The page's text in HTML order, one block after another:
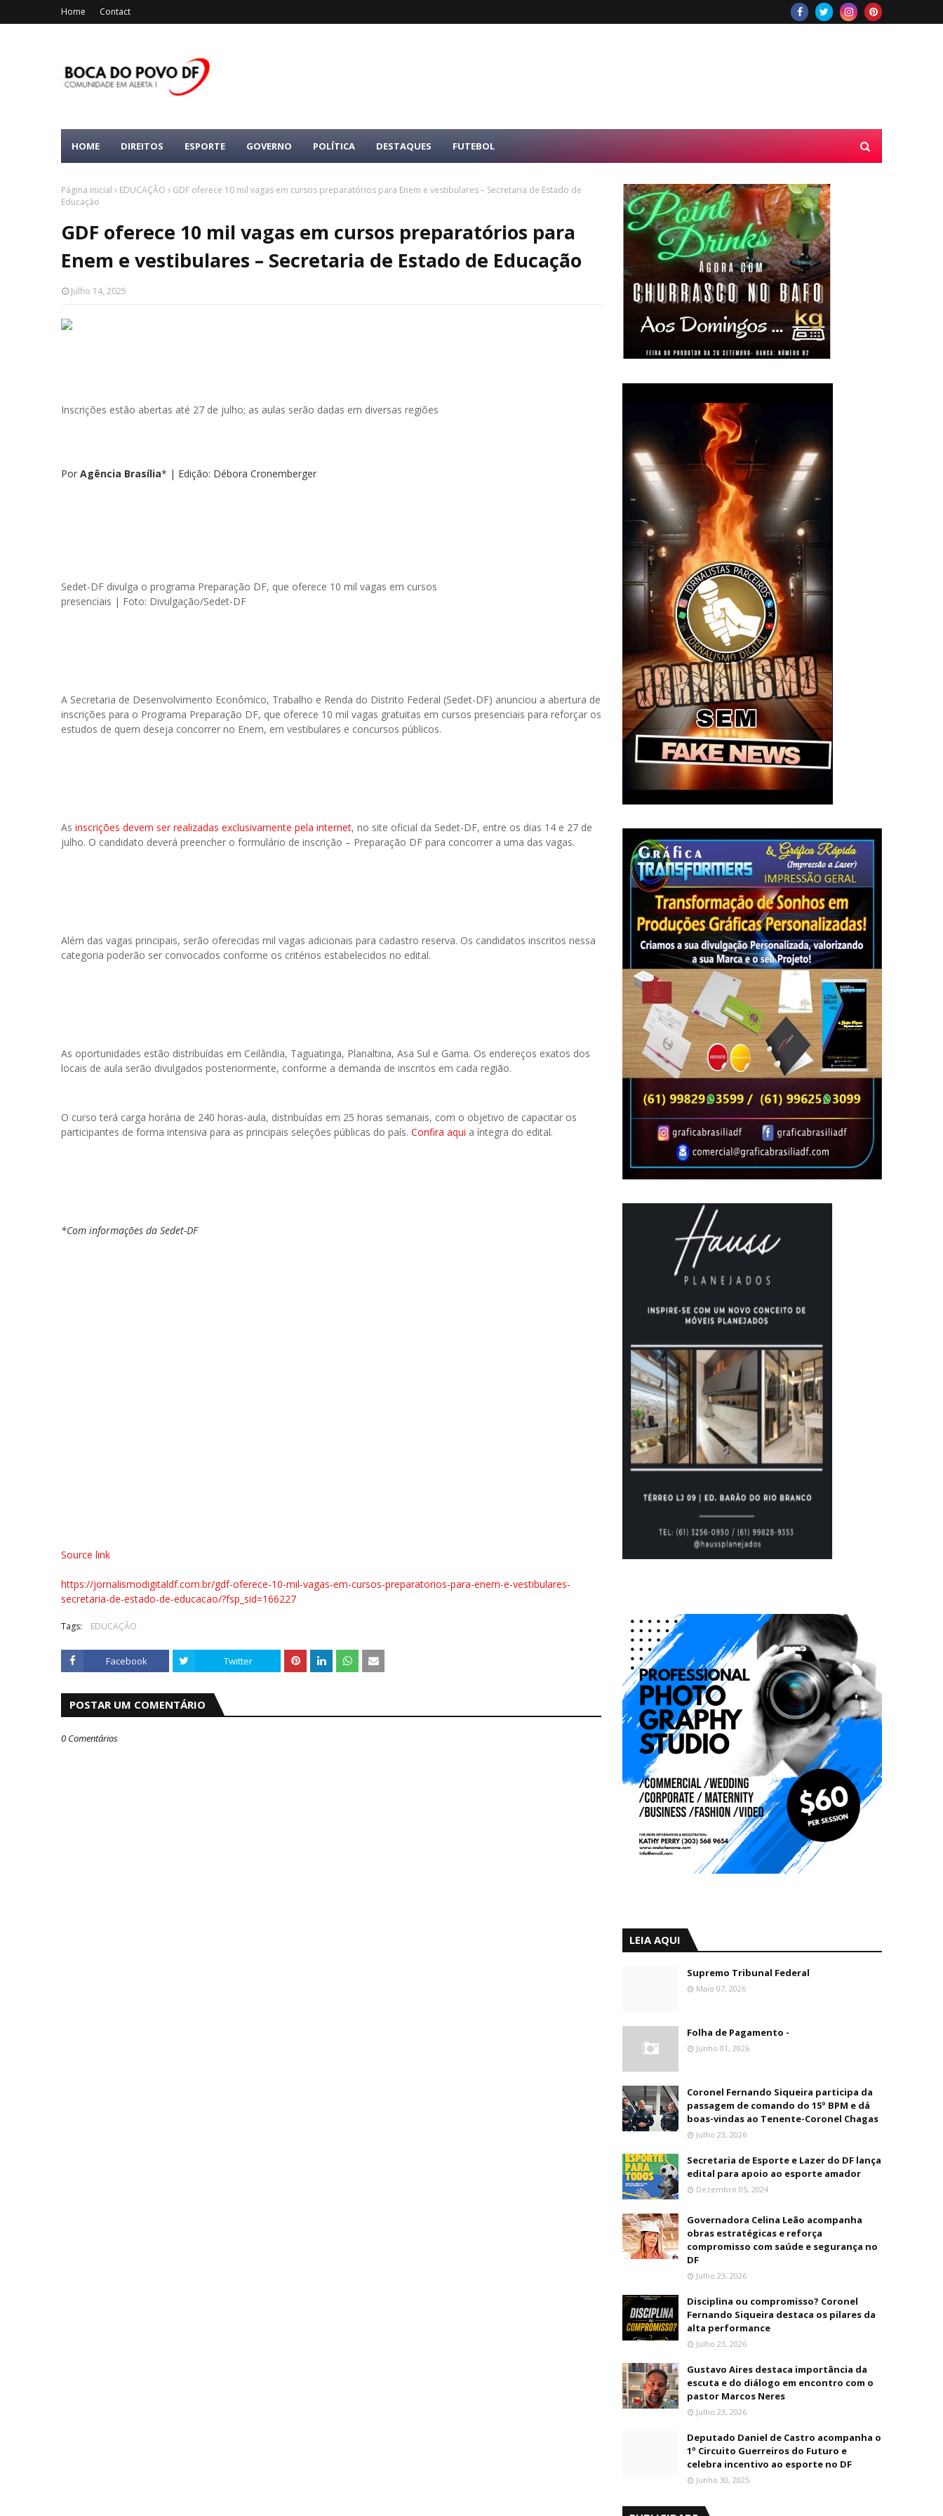
Home Contact
HOME DIREITOS ESPORTE GOVERNO POLÍTICA DESTAQUES FUTEBOL
Página inicial EDUCAÇÃO
GDF oferece 10 mil vagas em cursos preparatórios para Enem e vestibulares – Secretaria de Estado de
Educação
GDF oferece 10 mil vagas em cursos preparatórios para
Enem e vestibulares – Secretaria de Estado de Educação
Julho 14, 2025
Inscrições estão abertas até 27 de julho; as aulas serão dadas em diversas regiões
Por Agência Brasília* | Edição: Débora Cronemberger
Sedet-DF divulga o programa Preparação DF, que oferece 10 mil vagas em cursos
presenciais | Foto: Divulgação/Sedet-DF
A Secretaria de Desenvolvimento Econômico, Trabalho e Renda do Distrito Federal (Sedet-DF) anunciou a abertura de
inscrições para o Programa Preparação DF, que oferece 10 mil vagas gratuitas em cursos presenciais para reforçar os
estudos de quem deseja concorrer no Enem, em vestibulares e concursos públicos.
As inscrições devem ser realizadas exclusivamente pela internet, no site oficial da Sedet-DF, entre os dias 14 e 27 de
julho. O candidato deverá preencher o formulário de inscrição – Preparação DF para concorrer a uma das vagas.
Além das vagas principais, serão oferecidas mil vagas adicionais para cadastro reserva. Os candidatos inscritos nessa
categoria poderão ser convocados conforme os critérios estabelecidos no edital.
As oportunidades estão distribuídas em Ceilândia, Taguatinga, Planaltina, Asa Sul e Gama. Os endereços exatos dos
locais de aula serão divulgados posteriormente, conforme a demanda de inscritos em cada região.
O curso terá carga horária de 240 horas-aula, distribuídas em 25 horas semanais, com o objetivo de capacitar os
participantes de forma intensiva para as principais seleções públicas do país. Confira aqui a íntegra do edital.
*Com informações da Sedet-DF
Source link
https://jornalismodigitaldf.com.br/gdf-oferece-10-mil-vagas-em-cursos-preparatorios-para-enem-e-vestibulares-
secretaria-de-estado-de-educacao/?fsp_sid=166227
Tags: EDUCAÇÃO
Facebook Twitter
POSTAR UM COMENTÁRIO
0 Comentários
LEIA AQUI
Supremo Tribunal Federal
Maio 07, 2026
Folha de Pagamento -
Junho 01, 2026
Coronel Fernando Siqueira participa da
passagem de comando do 15º BPM e dá
boas-vindas ao Tenente-Coronel Chagas
Julho 23, 2026
Secretaria de Esporte e Lazer do DF lança
edital para apoio ao esporte amador
Dezembro 05, 2024
Governadora Celina Leão acompanha
obras estratégicas e reforça
compromisso com saúde e segurança no
DF
Julho 23, 2026
Disciplina ou compromisso? Coronel
Fernando Siqueira destaca os pilares da
alta performance
Julho 23, 2026
Gustavo Aires destaca importância da
escuta e do diálogo em encontro com o
pastor Marcos Neres
Julho 23, 2026
Deputado Daniel de Castro acompanha o
1º Circuito Guerreiros do Futuro e
celebra incentivo ao esporte no DF
Junho 30, 2025